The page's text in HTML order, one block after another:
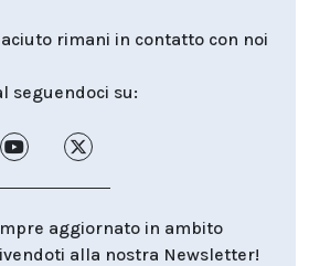
rimani in contatto con noi
seguendoci su:
aggiornato in ambito
alla nostra Newsletter!